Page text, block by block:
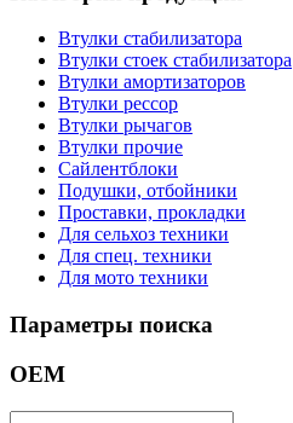
Втулки стабилизатора
Втулки стоек стабилизатора
Втулки амортизаторов
Втулки рессор
Втулки рычагов
Втулки прочие
Сайлентблоки
Подушки, отбойники
Проставки, прокладки
Для сельхоз техники
Для спец. техники
Для мото техники
Параметры поиска
ОЕМ